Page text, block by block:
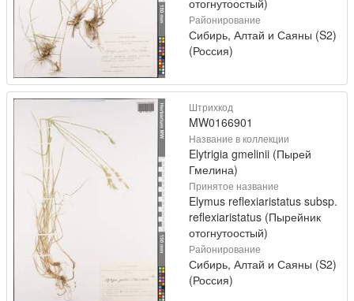
Районирование
Сибирь, Алтай и Саяны (S2)
(Россия)
Штрихкод
MW0166901
Название в коллекции
Elytrigia gmelinii (Пырей
Гмелина)
Принятое название
Elymus reflexiaristatus subsp.
reflexiaristatus (Пырейник
отогнутоостый)
Районирование
Сибирь, Алтай и Саяны (S2)
(Россия)